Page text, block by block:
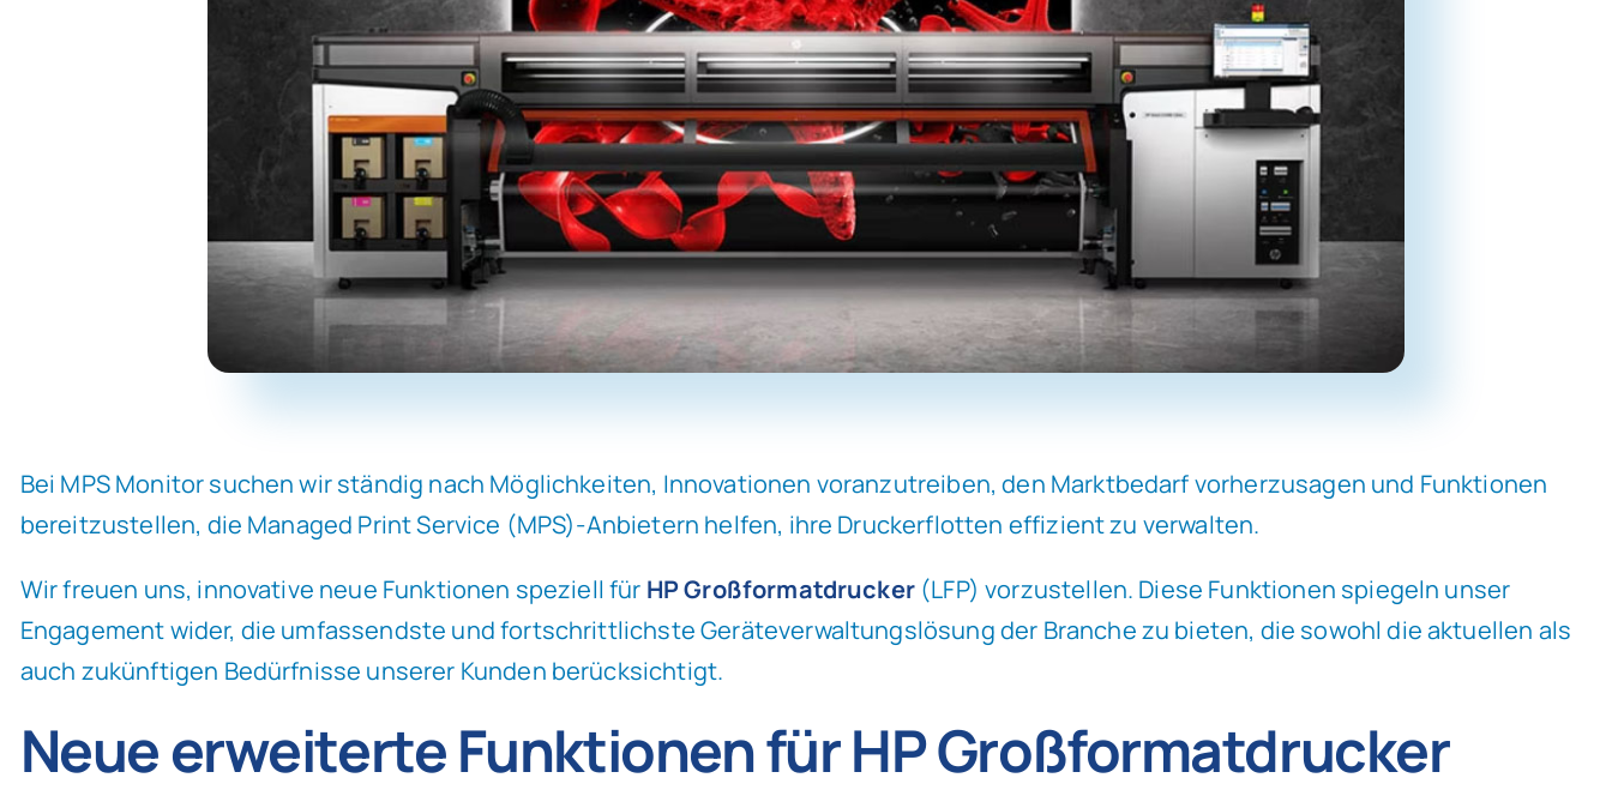
Bei MPS Monitor suchen wir ständig nach Möglichkeiten, Innovationen voranzutreiben, den Marktbedarf vorherzusagen und Funktionen
bereitzustellen, die Managed Print Service (MPS)-Anbietern helfen, ihre Druckerflotten effizient zu verwalten.
Wir freuen uns, innovative neue Funktionen speziell für HP Großformatdrucker(LFP) vorzustellen. Diese Funktionen spiegeln unser
Engagement wider, die umfassendste und fortschrittlichste Geräteverwaltungslösung der Branche zu bieten, die sowohl die aktuellen als
auch zukünftigen Bedürfnisse unserer Kunden berücksichtigt.
Neue erweiterte Funktionen für HP Großformatdrucker